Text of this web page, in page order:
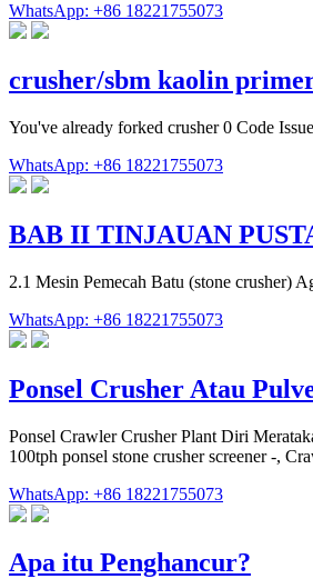
WhatsApp: +86 18221755073
crusher/sbm kaolin
You've already forked crusher 0 Code
WhatsApp: +86 18221755073
BAB II TINJAUAN
2.1 Mesin Pemecah Batu (stone crusher)
WhatsApp: +86 18221755073
Ponsel Crusher Atau
Ponsel Crawler Crusher Plant Diri
100tph ponsel stone crusher screener -,
WhatsApp: +86 18221755073
Apa itu Penghancur?